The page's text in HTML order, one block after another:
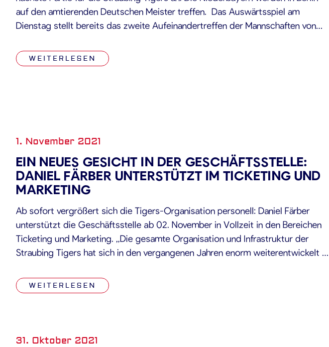
auf den amtierenden Deutschen Meister treffen. Das Auswärtsspiel am
Dienstag stellt bereits das zweite Aufeinandertreffen der Mannschaften von
DEL Saison 2021/22, […]
WEITERLESEN
1. November 2021
EIN NEUES GESICHT IN DER GESCHÄFTSSTELLE:
DANIEL FÄRBER UNTERSTÜTZT IM TICKETING UND
MARKETING
Ab sofort vergrößert sich die Tigers-Organisation personell: Daniel Färber
unterstützt die Geschäftsstelle ab 02. November in Vollzeit in den Bereichen
Ticketing und Marketing. „Die gesamte Organisation und Infrastruktur der
Straubing Tigers hat sich in den vergangenen Jahren enorm weiterentwickelt –
Eishockey Liga etabliert. Ich […]
WEITERLESEN
31. Oktober 2021